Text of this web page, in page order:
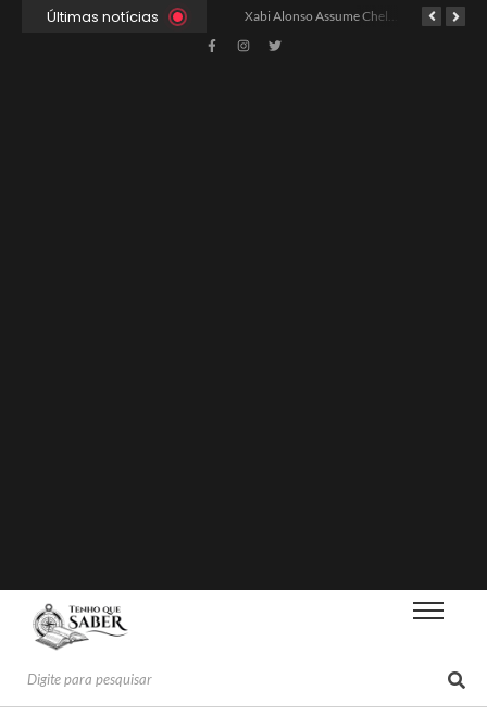
Últimas notícias Ancelotti Avalia Elenco Final para Convocação da Copa Xabi Alonso Assume Chelsea: Nova Estratégia Gerencial e Contrato Até 2030